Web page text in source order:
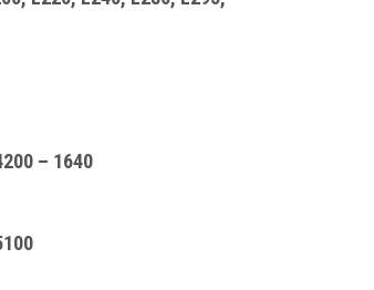
– 1640